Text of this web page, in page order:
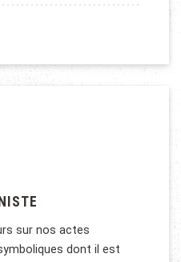
sur nos actes
dont il est